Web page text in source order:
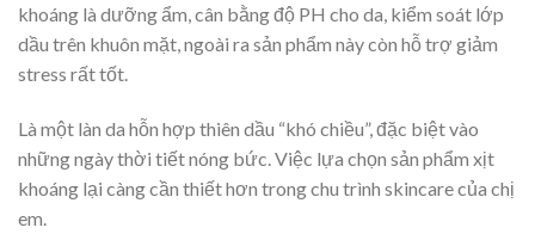
khoáng là dưỡng ẩm, cân bằng độ PH cho da, kiểm soát lớp
dầu trên khuôn mặt, ngoài ra sản phẩm này còn hỗ trợ giảm
stress rất tốt.
Là một làn da hỗn hợp thiên dầu “khó chiều”, đặc biệt vào
những ngày thời tiết nóng bức. Việc lựa chọn sản phẩm xịt
khoáng lại càng cần thiết hơn trong chu trình skincare của chị
em.